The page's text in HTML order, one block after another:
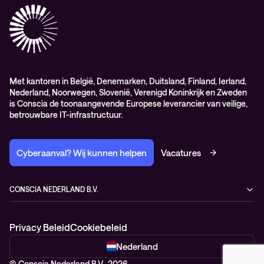
General Purchasing Conditions (EN)
Healthcare Services
Lifecycle
Service delivery platform (CNS)
Met kantoren in België, Denemarken, Duitsland, Finland, Ierland,
Nederland, Noorwegen, Slovenië, Verenigd Koninkrijk en Zweden
is Conscia de toonaangevende Europese leverancier van veilige,
betrouwbare IT-infrastructuur.
Cyberaanval? Wij kunnen helpen Vacatures
CONSCIA NEDERLAND B.V.
Nederland
Privacy BeleidCookiebeleid
Nederland